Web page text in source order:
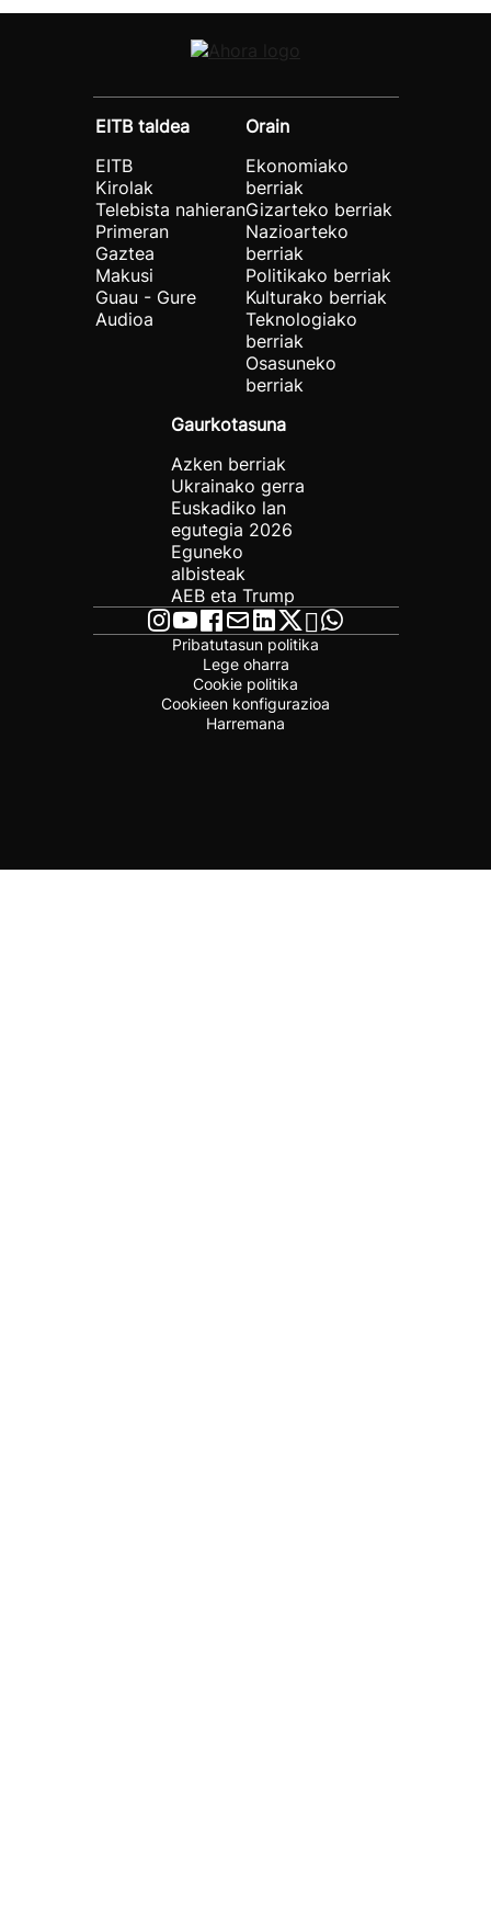
EITB taldea
EITB
Kirolak
Telebista nahieran
Primeran
Gaztea
Makusi
Guau - Gure
Audioa
Orain
Ekonomiako
berriak
Gizarteko berriak
Nazioarteko
berriak
Politikako berriak
Kulturako berriak
Teknologiako
berriak
Osasuneko
berriak
Gaurkotasuna
Azken berriak
Ukrainako gerra
Euskadiko lan
egutegia 2026
Eguneko
albisteak
AEB eta Trump
Pribatutasun politika
Lege oharra
Cookie politika
Cookieen konfigurazioa
Harremana